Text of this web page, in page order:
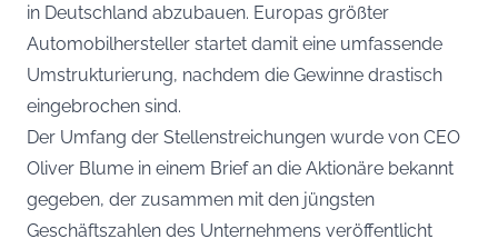
in Deutschland abzubauen. Europas größter
Automobilhersteller startet damit eine umfassende
Umstrukturierung, nachdem die Gewinne drastisch
eingebrochen sind.
Der Umfang der Stellenstreichungen wurde von CEO
Oliver Blume in einem Brief an die Aktionäre bekannt
gegeben, der zusammen mit den jüngsten
Geschäftszahlen des Unternehmens veröffentlicht